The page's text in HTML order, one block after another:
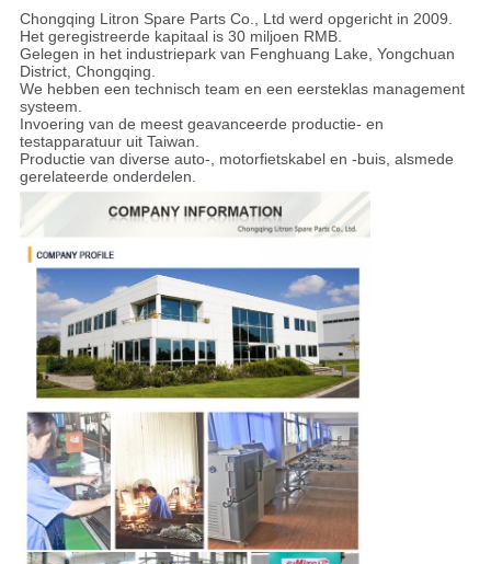
Chongqing Litron Spare Parts Co., Ltd werd opgericht in 2009.
Het geregistreerde kapitaal is 30 miljoen RMB.
Gelegen in het industriepark van Fenghuang Lake, Yongchuan
District, Chongqing.
We hebben een technisch team en een eersteklas management
systeem.
Invoering van de meest geavanceerde productie- en
testapparatuur uit Taiwan.
Productie van diverse auto-, motorfietskabel en -buis, alsmede
gerelateerde onderdelen.